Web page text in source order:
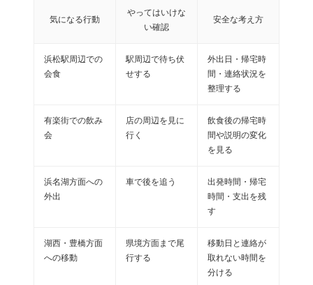
気になる行動
やってはいけな
い確認
安全な考え方
浜松駅周辺での
会食
駅周辺で待ち伏
せする
外出日・帰宅時
間・連絡状況を
整理する
有楽街での飲み
会
店の周辺を見に
行く
飲食後の帰宅時
間や説明の変化
を見る
浜名湖方面への
外出
車で後を追う
出発時間・帰宅
時間・支出を残
す
湖西・豊橋方面
への移動
県境方面まで尾
行する
移動日と連絡が
取れない時間を
分ける